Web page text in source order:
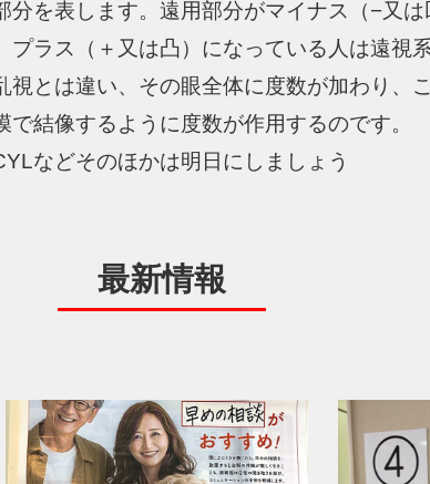
分を表します。遠用部分がマイナス（−又は
プラス（＋又は凸）になっている人は遠視
視とは違い、その眼全体に度数が加わり、
結像するように度数が作用するのです。
などそのほかは明日にしましょう
最新情報